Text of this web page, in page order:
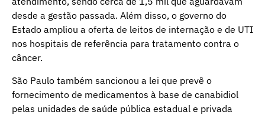
desde a gestão passada. Além disso, o governo do
Estado ampliou a oferta de leitos de internação e de UTI
nos hospitais de referência para tratamento contra o
câncer.
São Paulo também sancionou a lei que prevê o
fornecimento de medicamentos à base de canabidiol
pelas unidades de saúde pública estadual e privada